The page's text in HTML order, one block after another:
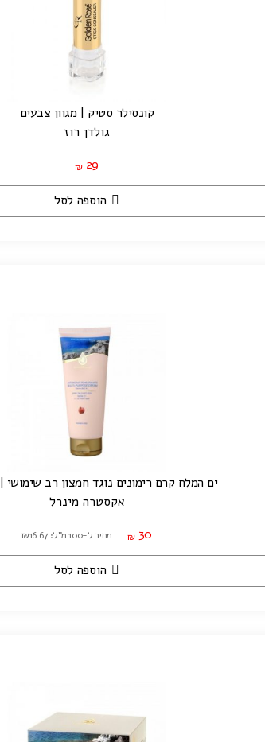
קונסילר סטיק | מגוון צבעים
גולדן רוז
₪ 29
הוספה לסל
ים המלח קרם רימונים נוגד חמצון רב שימושי | 180 מ"ל
אקסטרה מינרל
₪ 30 מחיר ל-100 מ"ל: ₪16.67
הוספה לסל